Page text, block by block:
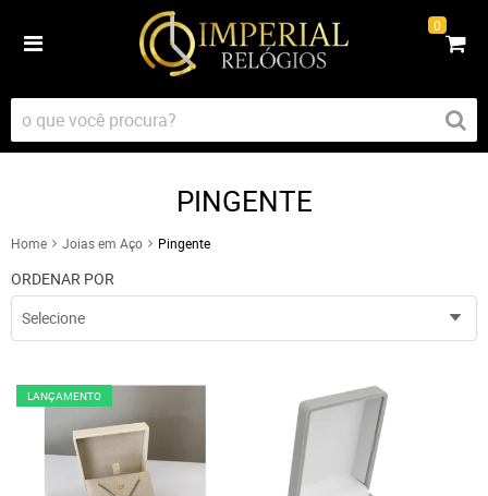
0
PINGENTE
Home Joias em Aço Pingente
ORDENAR POR
Selecione
LANÇAMENTO